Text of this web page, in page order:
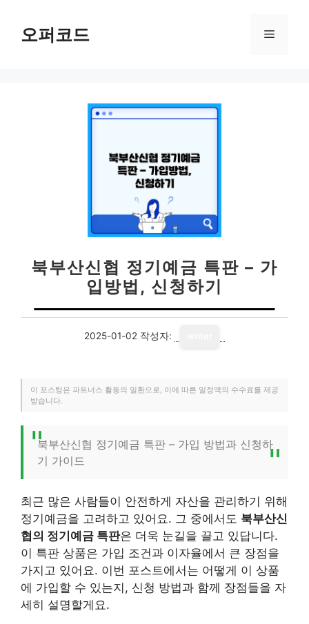
오퍼코드 메
북부산신협 정기예금 특판 – 가
입방법, 신청하기
2025-01-02 작성자:
이 포스팅은 파트너스 활동의 일환으로, 이에 따른 일정액의 수수료를 제공
받습니다.
북부산신협 정기예금 특판 – 가입 방법과 신청하
기 가이드
최근 많은 사람들이 안전하게 자산을 관리하기 위해
정기예금을 고려하고 있어요. 그 중에서도 북부산신
협의 정기예금 특판은 더욱 눈길을 끌고 있답니다.
이 특판 상품은 가입 조건과 이자율에서 큰 장점을
가지고 있어요. 이번 포스트에서는 어떻게 이 상품
에 가입할 수 있는지, 신청 방법과 함께 장점들을 자
세히 설명할게요.